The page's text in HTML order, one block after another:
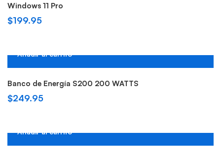
Windows 11 Pro
$199.95
Añadir al carrito
Banco de Energía S200 200 WATTS
$249.95
Añadir al carrito